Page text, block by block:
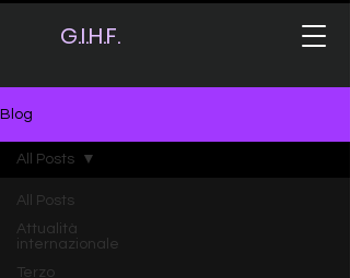
G.I.H.F.
Blog
All Posts
Attualità
internazionale
Terzo
All Posts